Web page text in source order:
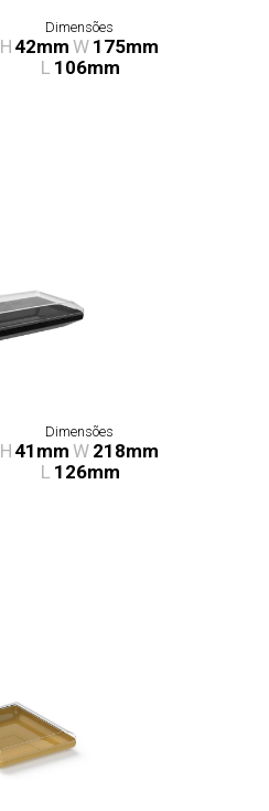
Dimensões
H 42mm W 175mm
L 106mm
Dimensões
H 41mm W 218mm
L 126mm